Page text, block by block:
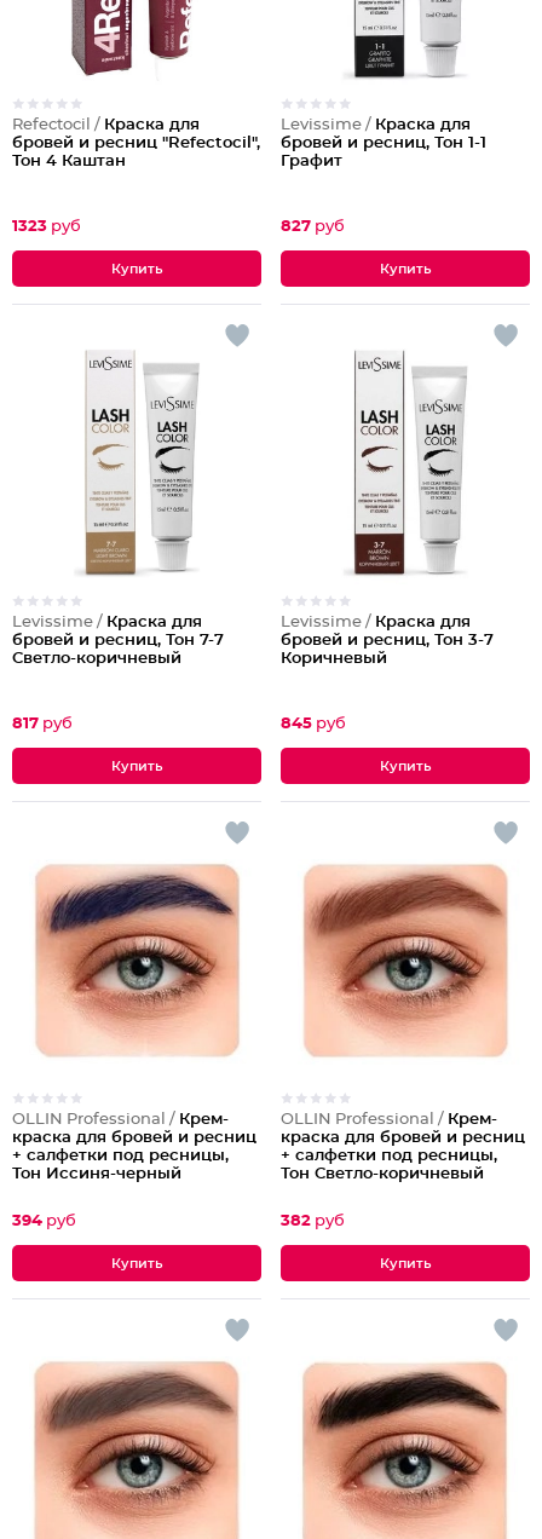
Refectocil / Краска для
бровей и ресниц "Refectocil",
Тон 4 Каштан
1323 руб
Levissime / Краска для
бровей и ресниц, Тон 1-1
Графит
827 руб
Levissime / Краска для
бровей и ресниц, Тон 7-7
Светло-коричневый
817 руб
Levissime / Краска для
бровей и ресниц, Тон 3-7
Коричневый
845 руб
OLLIN Professional / Крем-
краска для бровей и ресниц
+ салфетки под ресницы,
Тон Иссиня-черный
394 руб
OLLIN Professional / Крем-
краска для бровей и ресниц
+ салфетки под ресницы,
Тон Светло-коричневый
382 руб